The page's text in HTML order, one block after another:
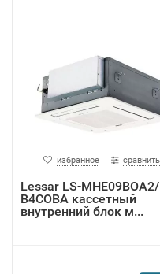
избранное сравнить
Lessar LS-
B4COBA кассетный
внутренний блок м...